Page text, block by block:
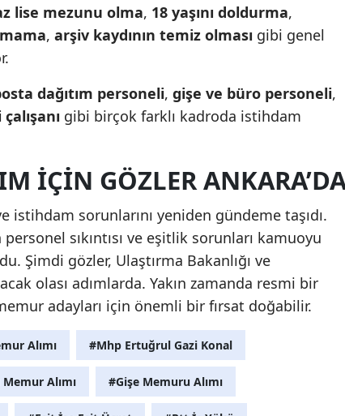
lise mezunu olma, 18 yaşını doldurma,
, arşiv kaydının temiz olması gibi genel
dağıtım personeli, gişe ve büro personeli,
gibi birçok farklı kadroda istihdam
İÇIN GÖZLER
istihdam sorunlarını yeniden gündeme taşıdı.
sıkıntısı ve eşitlik sorunları kamuoyu
Şimdi gözler, Ulaştırma Bakanlığı ve
olası adımlarda. Yakın zamanda resmi bir
adayları için önemli bir fırsat doğabilir.
Alımı #Mhp Ertuğrul Gazi Konal
Alımı #Gişe Memuru Alımı